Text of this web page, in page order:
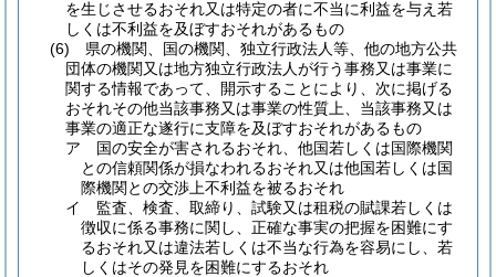
を生じさせるおそれ又は特定の者に不当に利益を与え若
しくは不利益を及ぼすおそれがあるもの
(6)
県の機関、国の機関、独立行政法人等、他の地方公共
団体の機関又は地方独立行政法人が行う事務又は事業に
関する情報であって、開示することにより、次に掲げる
おそれその他当該事務又は事業の性質上、当該事務又は
事業の適正な遂行に支障を及ぼすおそれがあるもの
ア
国の安全が害されるおそれ、他国若しくは国際機関
との信頼関係が損なわれるおそれ又は他国若しくは国
際機関との交渉上不利益を被るおそれ
イ
監査、検査、取締り、試験又は租税の賦課若しくは
徴収に係る事務に関し、正確な事実の把握を困難にす
るおそれ又は違法若しくは不当な行為を容易にし、若
しくはその発見を困難にするおそれ